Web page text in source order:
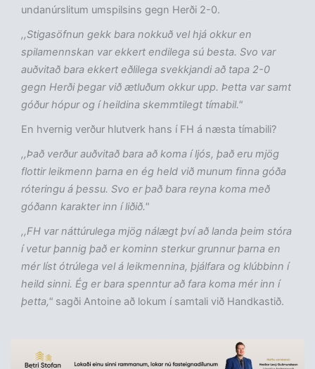
undanúrslitum umspilsins gegn Herði 2-0.
,,Stigasöfnun gekk bara nokkuð vel hjá okkur en
spilamennskan var ekkert endilega sú besta. Svo var
auðvitað bara ekkert eðlilega svekkjandi að tapa 2-0
gegn Herði þegar við ætluðum okkur upp. Þetta var samt
góður hópur og í heildina skemmtilegt tímabil."
En hvernig verður hlutverk hans í FH á næsta tímabili?
,,Það verður auðvitað bara að koma í ljós, það eru mjög
flottir leikmenn þarna en ég held við munum finna góða
róteringu á þessu. Svo er það bara reyna koma með
góðann karakter inn í liðið."
,,FH var náttúrulega mjög nálægt því að landa þeim stóra
í vetur þannig það er kominn sterkur grunnur þarna en
mér líst ótrúlega vel á leikmennina, þjálfara og klúbbinn í
heild sinni. Ég er bara spenntur að fara koma mér inn í
þetta," sagði Antoine að lokum í samtali við Handkastið.